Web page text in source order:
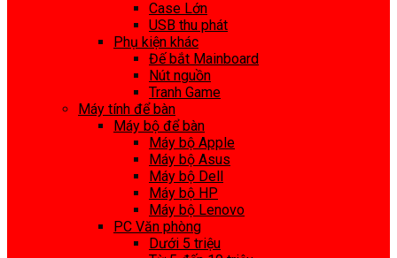
Case Lớn
USB thu phát
Phụ kiện khác
Đế bắt Mainboard
Nút nguồn
Tranh Game
Máy tính để bàn
Máy bộ để bàn
Máy bộ Apple
Máy bộ Asus
Máy bộ Dell
Máy bộ HP
Máy bộ Lenovo
PC Văn phòng
Dưới 5 triệu